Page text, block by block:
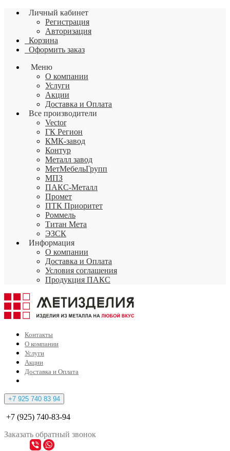
Личный кабинет
Регистрация
Авторизация
Корзина
Оформить заказ
Меню
О компании
Услуги
Акции
Доставка и Оплата
Все производители
Vector
ГК Регион
КМК-завод
Контур
Металл завод
МетМебельГрупп
МПЗ
ПАКС-Металл
Промет
ПТК Приоритет
Роммель
Титан Мета
ЭЗСК
Информация
О компании
Доставка и Оплата
Условия соглашения
Продукция ПАКС
Контакты
О компании
Услуги
Акции
Доставка и Оплата
+7 925 740 83 94
+7 (925) 740-83-94
Заказать обратный звонок